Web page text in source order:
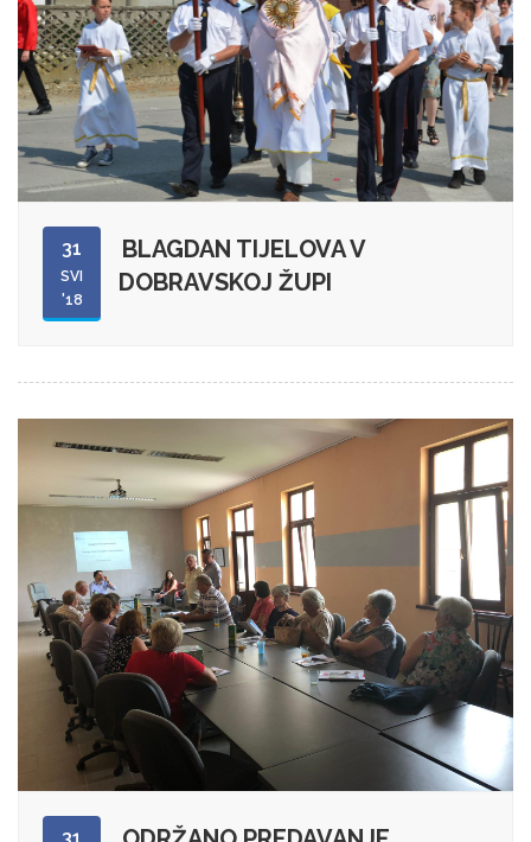
31
SVI
'18
BLAGDAN TIJELOVA V
DOBRAVSKOJ ŽUPI